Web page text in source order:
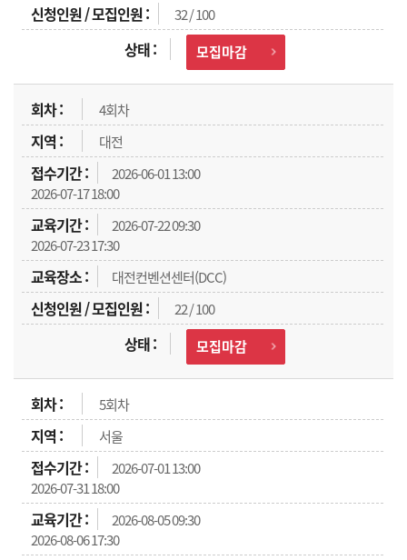
32 / 100
모집마감
4회차
대전
2026-06-01 13:00
2026-07-17 18:00
2026-07-22 09:30
2026-07-23 17:30
대전컨벤션센터(DCC)
22 / 100
모집마감
5회차
서울
2026-07-01 13:00
2026-07-31 18:00
2026-08-05 09:30
2026-08-06 17:30